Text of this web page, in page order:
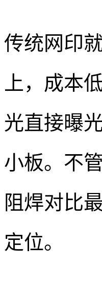
传统网印
上，成本
光直接曝
小板。不
阻焊对比
定位。